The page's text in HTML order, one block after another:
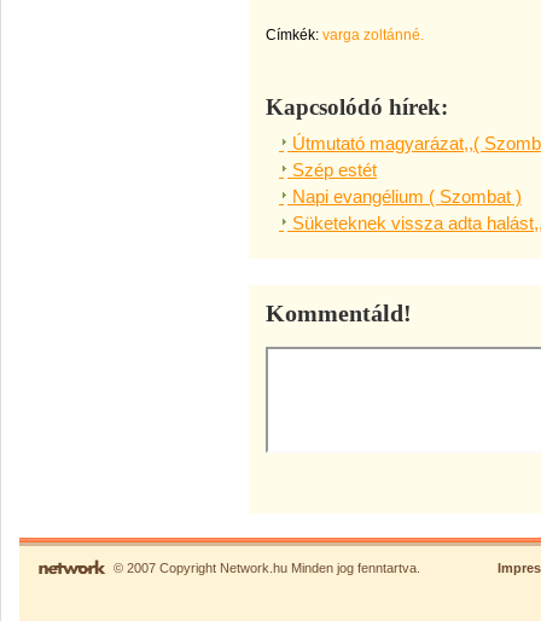
Címkék: varga zoltánné.
Kapcsolódó hírek:
Útmutató magyarázat,,(
Szép estét
Napi evangélium ( Szombat )
Süketeknek vissza adta
Kommentáld!
© 2007 Copyright Network.hu Minden jog fenntartva.